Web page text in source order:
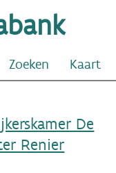
Kaart
Zoeken
De
Renier